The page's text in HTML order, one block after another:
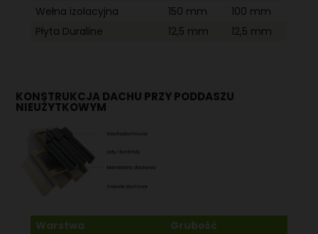
Wełna izolacyjna
150 mm
100 mm
Płyta Duraline
12,5 mm 12,5 mm
KONSTRUKCJA DACHU PRZY PODDASZU
NIEUŻYTKOWYM
Warstwa
Grubość